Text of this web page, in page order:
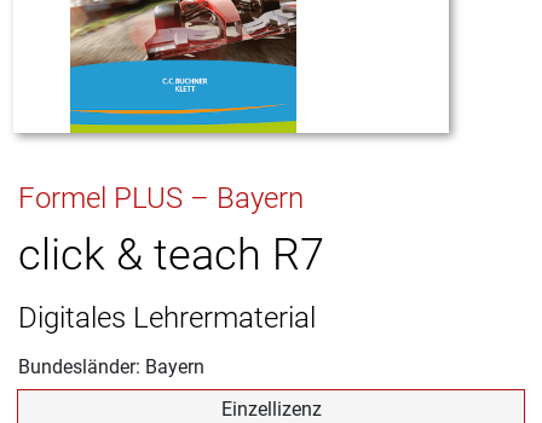
Formel PLUS – Bayern
click & teach R7
Digitales Lehrermaterial
Bundesländer: Bayern
Einzellizenz